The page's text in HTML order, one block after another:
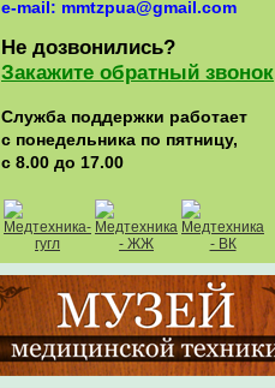
e-mail: mmtzpua@gmail.com
Не дозвонились?
Закажите обратный звонок
Служба поддержки работает
с понедельника по пятницу,
с 8.00 до 17.00